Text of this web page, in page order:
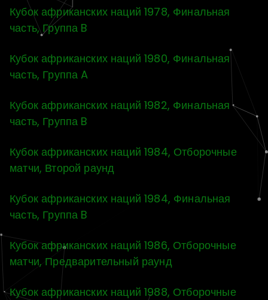
Кубок африканских наций 1978, Финальная
часть, Группа B
Кубок африканских наций 1980, Финальная
часть, Группа A
Кубок африканских наций 1982, Финальная
часть, Группа B
Кубок африканских наций 1984, Отборочные
матчи, Второй раунд
Кубок африканских наций 1984, Финальная
часть, Группа B
Кубок африканских наций 1986, Отборочные
матчи, Предварительный раунд
Кубок африканских наций 1988, Отборочные